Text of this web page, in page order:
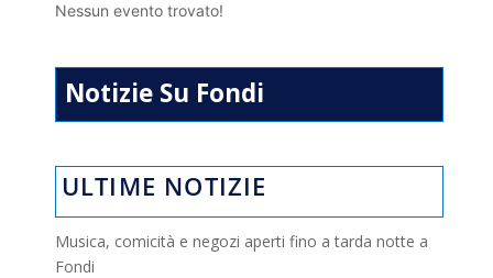
Nessun evento trovato!
Notizie Su Fondi
ULTIME NOTIZIE
Musica, comicità e negozi aperti fino a tarda notte a
Fondi